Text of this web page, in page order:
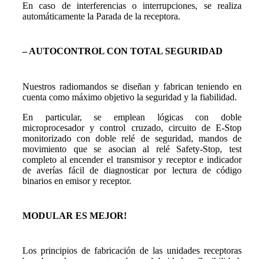
En caso de interferencias o interrupciones, se realiza
automáticamente la Parada de la receptora.
– AUTOCONTROL CON TOTAL SEGURIDAD
Nuestros radiomandos se diseñan y fabrican teniendo en
cuenta como máximo objetivo la seguridad y la fiabilidad.
En particular, se emplean lógicas con doble
microprocesador y control cruzado, circuito de E-Stop
monitorizado con doble relé de seguridad, mandos de
movimiento que se asocian al relé Safety-Stop, test
completo al encender el transmisor y receptor e indicador
de averías fácil de diagnosticar por lectura de código
binarios en emisor y receptor.
MODULAR ES MEJOR!
Los principios de fabricación de las unidades receptoras